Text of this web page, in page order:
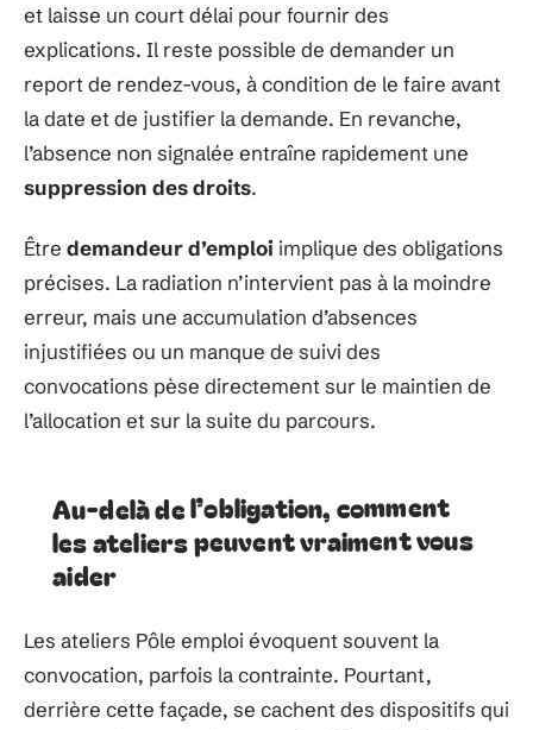
et laisse un court délai pour fournir des
explications. Il reste possible de demander un
report de rendez-vous, à condition de le faire avant
la date et de justifier la demande. En revanche,
l’absence non signalée entraîne rapidement une
suppression des droits.
Être demandeur d’emploi implique des obligations
précises. La radiation n’intervient pas à la moindre
erreur, mais une accumulation d’absences
injustifiées ou un manque de suivi des
convocations pèse directement sur le maintien de
l’allocation et sur la suite du parcours.
Au-delà de l’obligation, comment
les ateliers peuvent vraiment vous
aider
Les ateliers Pôle emploi évoquent souvent la
convocation, parfois la contrainte. Pourtant,
derrière cette façade, se cachent des dispositifs qui